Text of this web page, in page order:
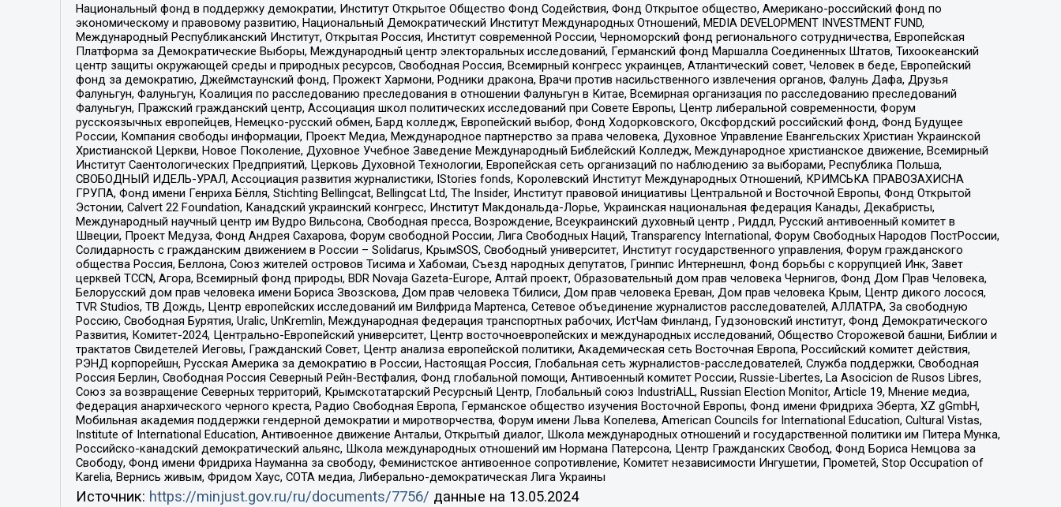
Национальный фонд в поддержку демократии, Институт Открытое Общество Фонд Содействия, Фонд Открытое общество, Американо-российский фонд по
экономическому и правовому развитию, Национальный Демократический Институт Международных Отношений, MEDIA DEVELOPMENT INVESTMENT FUND,
Международный Республиканский Институт, Открытая Россия, Институт современной России, Черноморский фонд регионального сотрудничества, Европейская
Платформа за Демократические Выборы, Международный центр электоральных исследований, Германский фонд Маршалла Соединенных Штатов, Тихоокеанский
центр защиты окружающей среды и природных ресурсов, Свободная Россия, Всемирный конгресс украинцев, Атлантический совет, Человек в беде, Европейский
фонд за демократию, Джеймстаунский фонд, Прожект Хармони, Родники дракона, Врачи против насильственного извлечения органов, Фалунь Дафа, Друзья
Фалуньгун, Фалуньгун, Коалиция по расследованию преследования в отношении Фалуньгун в Китае, Всемирная организация по расследованию преследований
Фалуньгун, Пражский гражданский центр, Ассоциация школ политических исследований при Совете Европы, Центр либеральной современности, Форум
русскоязычных европейцев, Немецко-русский обмен, Бард колледж, Европейский выбор, Фонд Ходорковского, Оксфордский российский фонд, Фонд Будущее
России, Компания свободы информации, Проект Медиа, Международное партнерство за права человека, Духовное Управление Евангельских Христиан Украинской
Христианской Церкви, Новое Поколение, Духовное Учебное Заведение Международный Библейский Колледж, Международное христианское движение, Всемирный
Институт Саентологических Предприятий, Церковь Духовной Технологии, Европейская сеть организаций по наблюдению за выборами, Республика Польша,
СВОБОДНЫЙ ИДЕЛЬ-УРАЛ, Ассоциация развития журналистики, IStories fonds, Королевский Институт Международных Отношений, КРИМСЬКА ПРАВОЗАХИСНА
ГРУПА, Фонд имени Генриха Бёлля, Stichting Bellingcat, Bellingcat Ltd, The Insider, Институт правовой инициативы Центральной и Восточной Европы, Фонд Открытой
Эстонии, Calvert 22 Foundation, Канадский украинский конгресс, Институт Макдональда-Лорье, Украинская национальная федерация Канады, Декабристы,
Международный научный центр им Вудро Вильсона, Свободная пресса, Возрождение, Всеукраинский духовный центр , Риддл, Русский антивоенный комитет в
Швеции, Проект Медуза, Фонд Андрея Сахарова, Форум свободной России, Лига Свободных Наций, Transparеncy International, Форум Свободных Народов ПостРоссии,
Солидарность с гражданским движением в России – Solidarus, КрымSOS, Свободный университет, Институт государственного управления, Форум гражданского
общества Россия, Беллона, Союз жителей островов Тисима и Хабомаи, Съезд народных депутатов, Гринпис Интернешнл, Фонд борьбы с коррупцией Инк, Завет
церквей TCCN, Агора, Всемирный фонд природы, BDR Novaja Gazeta-Europe, Алтай проект, Образовательный дом прав человека Чернигов, Фонд Дом Прав Человека,
Белорусский дом прав человека имени Бориса Звозскова, Дом прав человека Тбилиси, Дом прав человека Ереван, Дом прав человека Крым, Центр дикого лосося,
TVR Studios, ТВ Дождь, Центр европейских исследований им Вилфрида Мартенса, Сетевое объединение журналистов расследователей, АЛЛАТРА, За свободную
Россию, Свободная Бурятия, Uralic, UnKremlin, Международная федерация транспортных рабочих, ИстЧам Финланд, Гудзоновский институт, Фонд Демократического
Развития, Комитет-2024, Центрально-Европейский университет, Центр восточноевропейских и международных исследований, Общество Сторожевой башни, Библии и
трактатов Свидетелей Иеговы, Гражданский Совет, Центр анализа европейской политики, Академическая сеть Восточная Европа, Российский комитет действия,
РЭНД корпорейшн, Русская Америка за демократию в России, Настоящая Россия, Глобальная сеть журналистов-расследователей, Служба поддержки, Свободная
Россия Берлин, Свободная Россия Северный Рейн-Вестфалия, Фонд глобальной помощи, Антивоенный комитет России, Russie-Libertes, La Asocicion de Rusos Libres,
Союз за возвращение Северных территорий, Крымскотатарский Ресурсный Центр, Глобальный союз IndustriALL, Russian Election Monitor, Article 19, Мнение медиа,
Федерация анархического черного креста, Радио Свободная Европа, Германское общество изучения Восточной Европы, Фонд имени Фридриха Эберта, XZ gGmbH,
Мобильная академия поддержки гендерной демократии и миротворчества, Форум имени Льва Копелева, American Councils for International Education, Cultural Vistas,
Institute of International Education, Антивоенное движение Антальи, Открытый диалог, Школа международных отношений и государственной политики им Питера Мунка,
Российско-канадский демократический альянс, Школа международных отношений им Нормана Патерсона, Центр Гражданских Свобод, Фонд Бориса Немцова за
Свободу, Фонд имени Фридриха Науманна за свободу, Феминистское антивоенное сопротивление, Комитет независимости Ингушетии, Прометей, Stop Occupation of
Karelia, Вернись живым, Фридом Хаус, СОТА медиа, Либерально-демократическая Лига Украины
Источник: https://minjust.gov.ru/ru/documents/7756/ данные на 13.05.2024